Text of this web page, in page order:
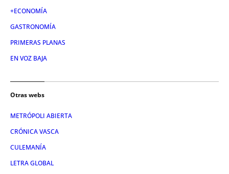
+ECONOMÍA
GASTRONOMÍA
PRIMERAS PLANAS
EN VOZ BAJA
Otras webs
METRÓPOLI ABIERTA
CRÓNICA VASCA
CULEMANÍA
LETRA GLOBAL